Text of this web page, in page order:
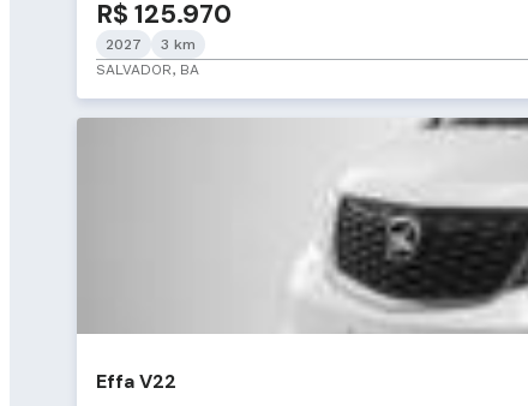
R$ 125.970
2027
3 km
SALVADOR, BA
Effa V22